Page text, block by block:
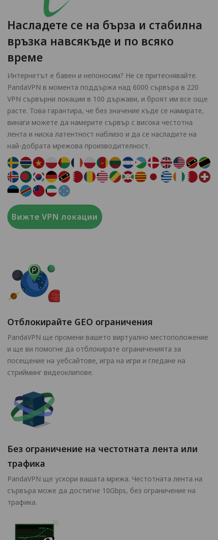
Насладете се на бърза и стабилна
връзка навсякъде и по всяко
време
Интернетът е бавен и непоносим? Не се притеснявайте.
PandaVPN в момента поддържа над 6000 сървъра в 220
VPN сървърни локации в 100 държави, и броят им все още
расте. Това гарантира, че без значение къде се намирате,
винаги можете да намерите сървър с висока честотна
лента и ниска латентност наблизо и да се насладите на
най-добрата мрежова производителност.
Вижте VPN локации
Отблокирайте GEO ограничения
PandaVPN ще промени вашето виртуално местоположение
и ще ви помогне да отблокирате ограниченията за
посещение на уебсайтове, игра на игри и гледане на
стрийминг видеоклипове.
Без ограничение на честотната лента или
трафика
PandaVPN ще ускори вашата мрежа. Честотната лента на
сървъра може да достигне 10Gbps, без ограничение на
трафика.